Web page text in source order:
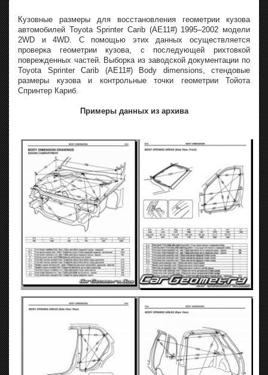
Кузовные размеры для восстановления геометрии кузова
автомобилей Toyota Sprinter Carib (AE11#) 1995–2002 модели
2WD и 4WD. С помощью этих данных осуществляется
проверка геометрии кузова, с последующей рихтовкой
поврежденных частей. Выборка из заводской документации по
Toyota Sprinter Carib (AE11#) Body dimensions, стендовые
размеры кузова и контрольные точки геометрии Тойота
Спринтер Кариб.
Примеры данных из архива